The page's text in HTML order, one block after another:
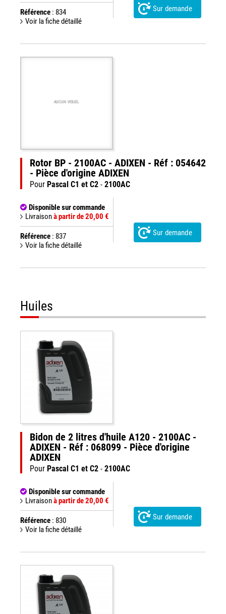
Référence : 834
Voir la fiche détaillé
Sur demande
AUCUN VISUEL
Rotor BP - 2100AC - ADIXEN - Réf : 054642
- Pièce d'origine ADIXEN
Pour Pascal C1 et C2 - 2100AC
Disponible sur commande
Livraisonà partir de 20,00 €
Référence : 837
Voir la fiche détaillé
Sur demande
Huiles
Bidon de 2 litres d'huile A120 - 2100AC -
ADIXEN - Réf : 068099 - Pièce d'origine
ADIXEN
Pour Pascal C1 et C2 - 2100AC
Disponible sur commande
Livraisonà partir de 20,00 €
Référence : 830
Voir la fiche détaillé
Sur demande